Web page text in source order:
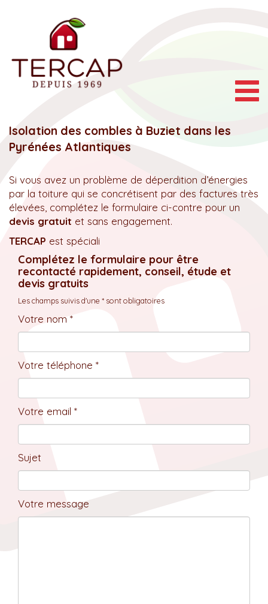
Isolation des combles à Buziet dans les
Pyrénées Atlantiques
Si vous avez un problème de déperdition d’énergies
par la toiture qui se concrétisent par des factures très
élevées, complétez le formulaire ci-contre pour un
devis gratuit et sans engagement.
TERCAP est spéciali
Complétez le formulaire pour être
recontacté rapidement, conseil, étude et
devis gratuits
Les champs suivis d'une * sont obligatoires
Votre nom *
Votre téléphone *
Votre email *
Sujet
Votre message